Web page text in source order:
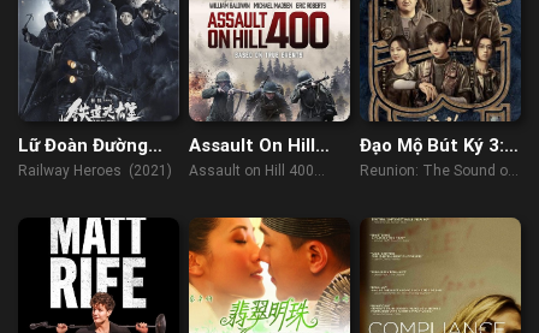
Lữ Đoàn Đường
Sắt
Railway Heroes (2021)
Assault On Hill
400
Assault on Hill 400
Đạo Mộ Bút Ký 3:
Trùng Khởi – Cực
Reunion: The Sound of